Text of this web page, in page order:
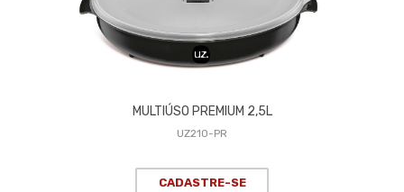
MULTIÚSO PREMIUM 2,5L
UZ210-PR
CADASTRE-SE